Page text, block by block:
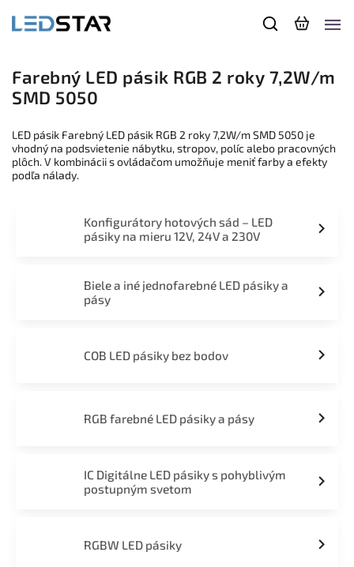
Farebný LED pásik RGB 2 roky 7,2W/m
SMD 5050
LED pásik Farebný LED pásik RGB 2 roky 7,2W/m SMD 5050 je
vhodný na podsvietenie nábytku, stropov, políc alebo pracovných
plôch. V kombinácii s ovládačom umožňuje meniť farby a efekty
podľa nálady.
Konfigurátory hotových sád – LED
pásiky na mieru 12V, 24V a 230V
Biele a iné jednofarebné LED pásiky a
pásy
COB LED pásiky bez bodov
RGB farebné LED pásiky a pásy
IC Digitálne LED pásiky s pohyblivým
postupným svetom
RGBW LED pásiky